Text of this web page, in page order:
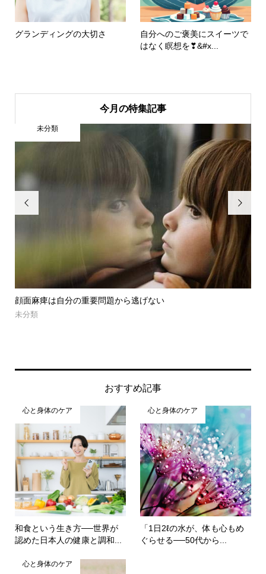
グランディングの大切さ
自分へのご褒美にスイーツで
はなく瞑想を❣&#x...
今月の特集記事

ワクチンとシェデイング対策

おすすめ記事
心と身体のケア
和食という生き方──世界が
認めた日本人の健康と調和...
心と身体のケア
「1日2ℓの水が、体も心もめ
ぐらせる──50代から...
心と身体のケア